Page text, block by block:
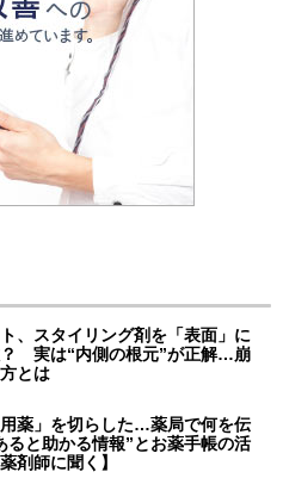
、スタイリング剤を「表面」に
？ 実は“内側の根元”が正解…崩
とは
薬」を切らした…薬局で何を伝
と助かる情報”とお薬手帳の活
剤師に聞く】